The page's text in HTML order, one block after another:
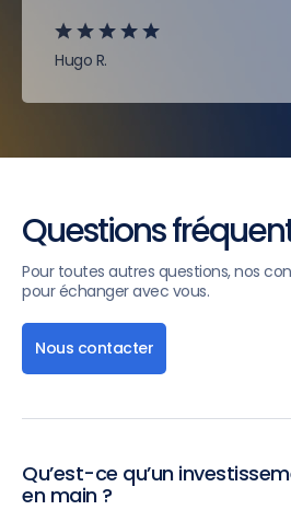
Hugo R.
Questions
Pour toutes autres questions, nos
pour échanger avec vous.
Nous contacter
Qu’est-ce qu’un
en main ?